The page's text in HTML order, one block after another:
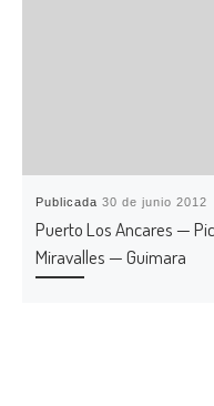
Publicada30 de junio 2012
Puerto Los Ancares —
Miravalles — Guimara